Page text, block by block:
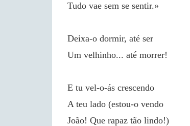
Tudo vae sem se sentir.»
Deixa-o dormir, até ser
Um velhinho... até morrer!
E tu vel-o-ás crescendo
A teu lado (estou-o vendo
João! Que rapaz tão lindo!)